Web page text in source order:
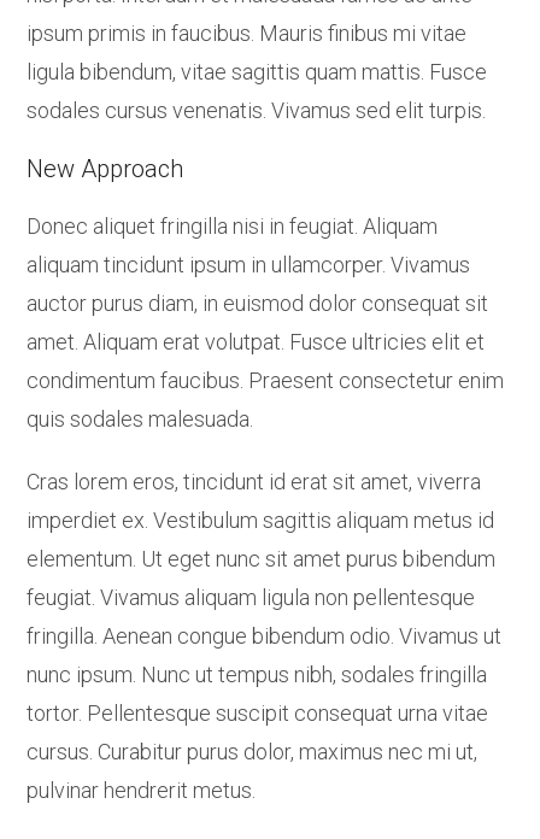
ipsum primis in faucibus. Mauris finibus mi vitae
ligula bibendum, vitae sagittis quam mattis. Fusce
sodales cursus venenatis. Vivamus sed elit turpis.
New Approach
Donec aliquet fringilla nisi in feugiat. Aliquam
aliquam tincidunt ipsum in ullamcorper. Vivamus
auctor purus diam, in euismod dolor consequat sit
amet. Aliquam erat volutpat. Fusce ultricies elit et
condimentum faucibus. Praesent consectetur enim
quis sodales malesuada.
Cras lorem eros, tincidunt id erat sit amet, viverra
imperdiet ex. Vestibulum sagittis aliquam metus id
elementum. Ut eget nunc sit amet purus bibendum
feugiat. Vivamus aliquam ligula non pellentesque
fringilla. Aenean congue bibendum odio. Vivamus ut
nunc ipsum. Nunc ut tempus nibh, sodales fringilla
tortor. Pellentesque suscipit consequat urna vitae
cursus. Curabitur purus dolor, maximus nec mi ut,
pulvinar hendrerit metus.